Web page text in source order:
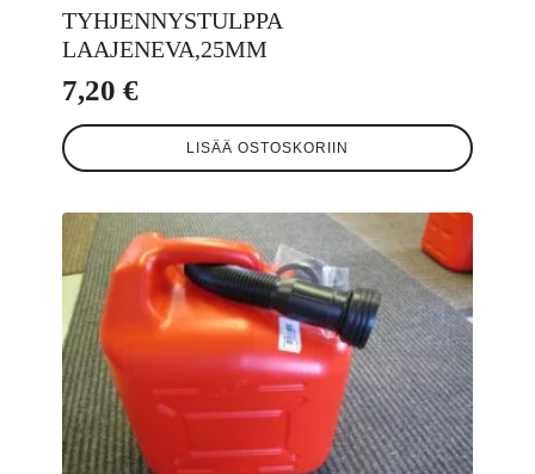
TYHJENNYSTULPPA
LAAJENEVA,25MM
7,20 €
LISÄÄ OSTOSKORIIN